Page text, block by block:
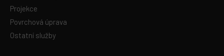
Projekce
Povrchová úprava
Ostatní služby